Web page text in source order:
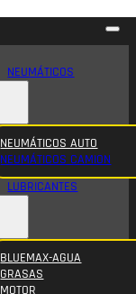
NEUMÁTICOS
NEUMÁTICOS AUTO
NEUMÁTICOS CAMION
LUBRICANTES
BLUEMAX-AGUA
GRASAS
MOTOR